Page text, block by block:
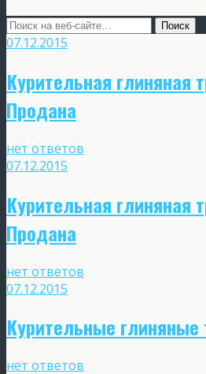
07.12.2015
Курительная
Продана
нет ответов
07.12.2015
Курительная
Продана
нет ответов
07.12.2015
Курительные
нет ответов